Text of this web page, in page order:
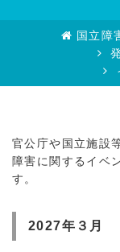
国立障
官公庁や国立施設
障害に関するイベ
す。
2027年３月